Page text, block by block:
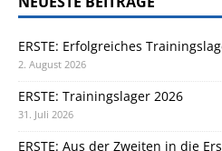
ERSTE: Erfolgreiches
2. August 2026
ERSTE: Trainingslager 2026
31. Juli 2026
ERSTE: Aus der Zweiten in die